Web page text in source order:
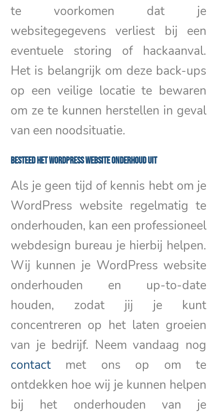
te voorkomen dat je
websitegegevens verliest bij een
eventuele storing of hackaanval.
Het is belangrijk om deze back-ups
op een veilige locatie te bewaren
om ze te kunnen herstellen in geval
van een noodsituatie.
Besteed het WordPress website onderhoud uit
Als je geen tijd of kennis hebt om je
WordPress website regelmatig te
onderhouden, kan een professioneel
webdesign bureau je hierbij helpen.
Wij kunnen je WordPress website
onderhouden en up-to-date
houden, zodat jij je kunt
concentreren op het laten groeien
van je bedrijf. Neem vandaag nog
contactmet ons op om te
ontdekken hoe wij je kunnen helpen
bij het onderhouden van je